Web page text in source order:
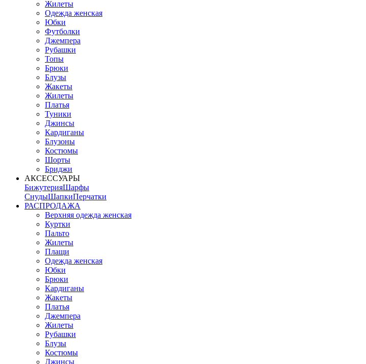
Жилеты
Одежда женская
Юбки
Футболки
Джемпера
Рубашки
Топы
Брюки
Блузы
Жакеты
Жилеты
Платья
Туники
Джинсы
Кардиганы
Блузоны
Костюмы
Шорты
Бриджи
АКСЕССУАРЫ
БижутерияШарфы
СнудыШапкиПерчатки
РАСПРОДАЖА
Верхняя одежда женская
Куртки
Пальто
Жилеты
Плащи
Одежда женская
Юбки
Брюки
Кардиганы
Жакеты
Платья
Джемпера
Жилеты
Рубашки
Блузы
Костюмы
Джинсы